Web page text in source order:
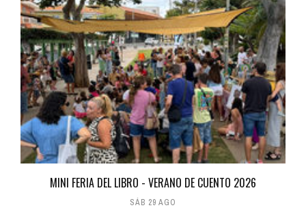
MINI FERIA DEL LIBRO - VERANO DE CUENTO 2026
SÁB 29 AGO